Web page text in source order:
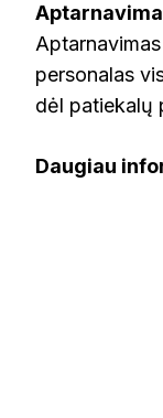
personalas
dėl patiekalų
Daugiau